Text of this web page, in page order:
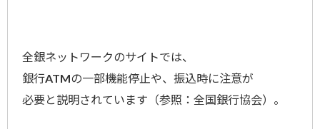
全銀ネットワークのサイトでは、
銀行ATMの一部機能停止や、振込時に注意が
必要と説明されています（参照：全国銀行協会）。